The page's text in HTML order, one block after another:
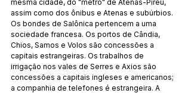
mesma cidade, do "metro" de Atenas-Pireu,
assim como dos ônibus e Atenas e subúrbios.
Os bondes de Salônica pertencem a uma
sociedade francesa. Os portos de Cândia,
Chios, Samos e Volos são concessões a
capitais estrangeiras. Os trabalhos de
irrigação nos vales de Serres e Axios são
concessões a capitais ingleses e americanos;
a companhia de telefones é estrangeira. A